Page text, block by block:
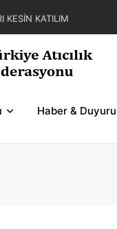
VE ŞEMALAR
Haber & Duyuru